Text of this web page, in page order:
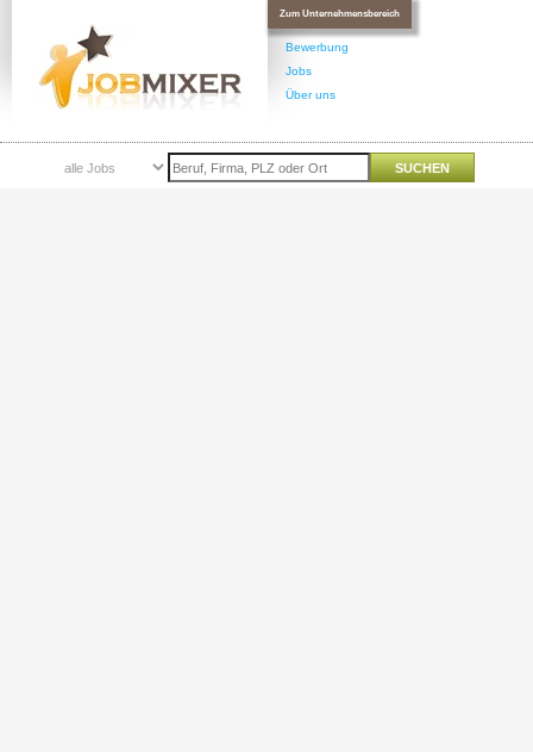
Zum Unternehmensbereich
Bewerbung
Jobs
Über uns